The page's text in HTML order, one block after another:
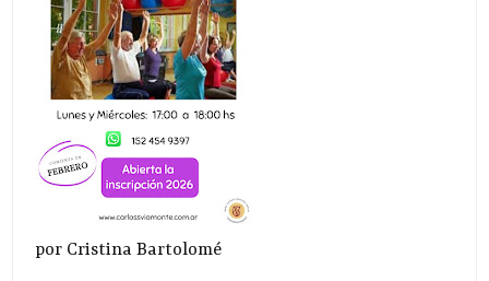
por Cristina Bartolomé